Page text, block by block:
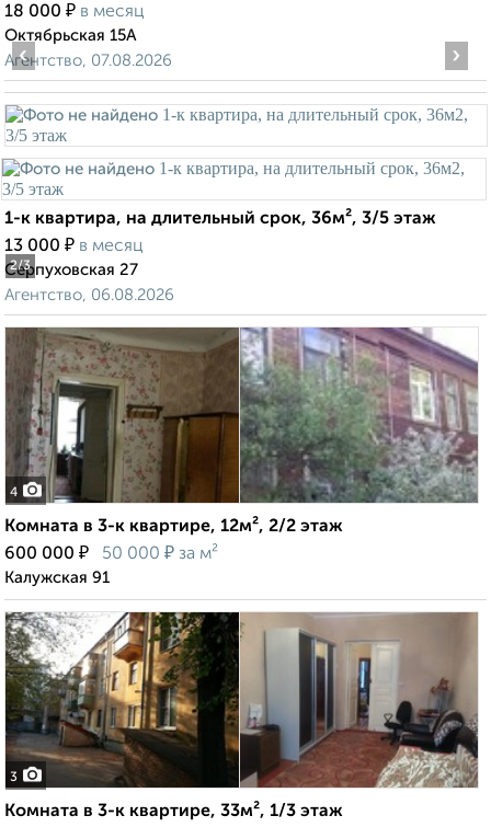
18 000 ₽ в месяц
Октябрьская 15А
Агентство, 07.08.2026
2/3
‹ ›
1-к квартира, на длительный срок, 36м², 3/5 этаж
13 000 ₽ в месяц
Серпуховская 27
Агентство, 06.08.2026
4
Комната в 3-к квартире, 12м², 2/2 этаж
600 000 ₽ 50 000 ₽ за м²
Калужская 91
3
Комната в 3-к квартире, 33м², 1/3 этаж